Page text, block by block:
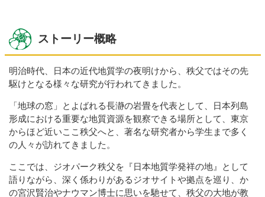
ストーリー概略
明治時代、日本の近代地質学の夜明けから、秩父ではその先
駆けとなる様々な研究が行われてきました。
「地球の窓」とよばれる長瀞の岩畳を代表として、日本列島
形成における重要な地質資源を観察できる場所として、東京
からほど近いここ秩父へと、著名な研究者から学生まで多く
の人々が訪れてきました。
ここでは、ジオパーク秩父を『日本地質学発祥の地』として
語りながら、深く係わりがあるジオサイトや拠点を巡り、か
の宮沢賢治やナウマン博士に思いを馳せて、秩父の大地が教